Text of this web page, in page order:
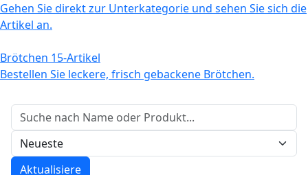
Gehen Sie direkt zur Unterkategorie und sehen Sie sich die
Artikel an.
Brötchen 15-Artikel
Bestellen Sie leckere, frisch gebackene Brötchen.
Artikel suchen
Sortieren
Aktualisiere